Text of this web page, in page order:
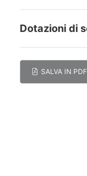
Dotazioni di
SALVA IN PDF